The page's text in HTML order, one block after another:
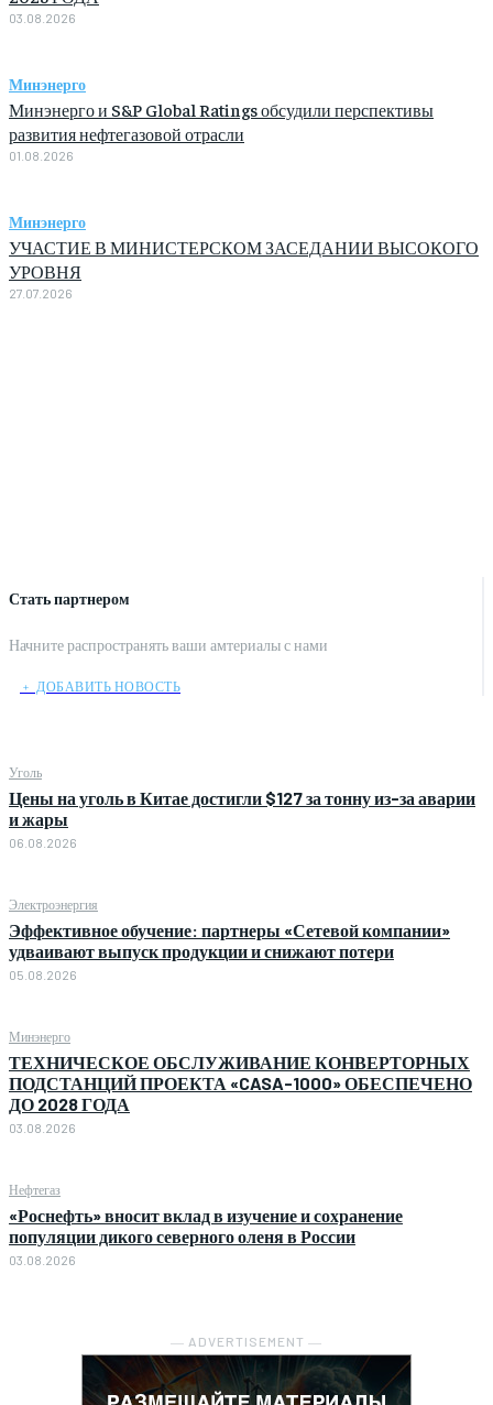
Стать партнером
Начните распространять ваши амтериалы с нами
﹢ ДОБАВИТЬ НОВОСТЬ
Уголь
Цены на уголь в Китае достигли $127 за тонну из-за аварии
и жары
06.08.2026
Электроэнергия
Эффективное обучение: партнеры «Сетевой компании»
удваивают выпуск продукции и снижают потери
05.08.2026
Минэнерго
ТЕХНИЧЕСКОЕ ОБСЛУЖИВАНИЕ КОНВЕРТОРНЫХ
ПОДСТАНЦИЙ ПРОЕКТА «CASA-1000» ОБЕСПЕЧЕНО
ДО 2028 ГОДА
03.08.2026
Нефтегаз
«Роснефть» вносит вклад в изучение и сохранение
популяции дикого северного оленя в России
03.08.2026
― ADVERTISEMENT ―
03.08.2026
Минэнерго
Минэнерго и S&P Global Ratings обсудили перспективы
развития нефтегазовой отрасли
01.08.2026
Минэнерго
УЧАСТИЕ В МИНИСТЕРСКОМ ЗАСЕДАНИИ ВЫСОКОГО
УРОВНЯ
27.07.2026